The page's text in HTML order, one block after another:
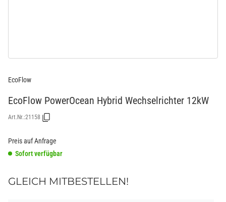
EcoFlow
EcoFlow PowerOcean Hybrid Wechselrichter 12kW
Art.Nr.:21158
Preis auf Anfrage
Sofort verfügbar
GLEICH MITBESTELLEN!